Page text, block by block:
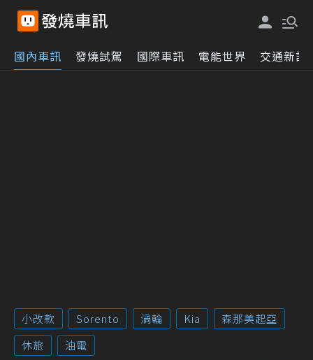
國內車訊 發燒試駕 國際車訊 電能世界 交通新訊
小改款 Sorento 渦輪 Kia
森那美起亞
休旅
油電